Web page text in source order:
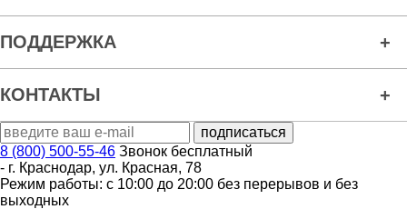
ПОДДЕРЖКА
КОНТАКТЫ
8 (800) 500-55-46 Звонок бесплатный
- г. Краснодар, ул. Красная, 78
Режим работы: с 10:00 до 20:00 без перерывов и без
выходных